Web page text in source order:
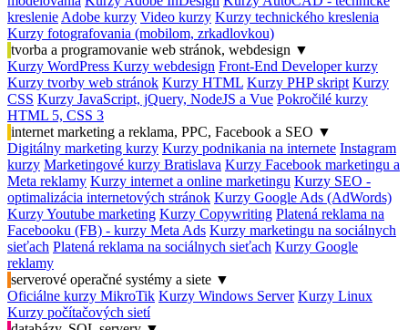
kreslenie Adobe kurzy Video kurzy Kurzy technického kreslenia
Kurzy fotografovania (mobilom, zrkadlovkou)
tvorba a programovanie web stránok, webdesign ▼
Kurzy WordPress Kurzy webdesign Front-End Developer kurzy
Kurzy tvorby web stránok Kurzy HTML Kurzy PHP skript Kurzy
CSS Kurzy JavaScript, jQuery, NodeJS a Vue Pokročilé kurzy
HTML 5, CSS 3
internet marketing a reklama, PPC, Facebook a SEO ▼
Digitálny marketing kurzy Kurzy podnikania na internete Instagram
kurzy Marketingové kurzy Bratislava Kurzy Facebook marketingu a
Meta reklamy Kurzy internet a online marketingu Kurzy SEO -
optimalizácia internetových stránok Kurzy Google Ads (AdWords)
Kurzy Youtube marketing Kurzy Copywriting Platená reklama na
Facebooku (FB) - kurzy Meta Ads Kurzy marketingu na sociálnych
sieťach Platená reklama na sociálnych sieťach Kurzy Google
reklamy
serverové operačné systémy a siete ▼
Oficiálne kurzy MikroTik Kurzy Windows Server Kurzy Linux
Kurzy počítačových sietí